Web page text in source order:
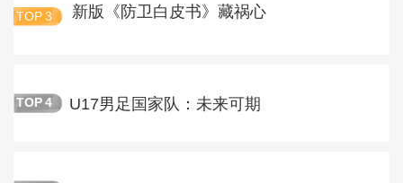
TOP 3 新版《防卫白皮书》藏祸心
TOP 4 U17男足国家队：未来可期